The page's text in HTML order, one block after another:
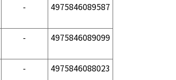
- 4975846089587
- 4975846089099
- 4975846088023